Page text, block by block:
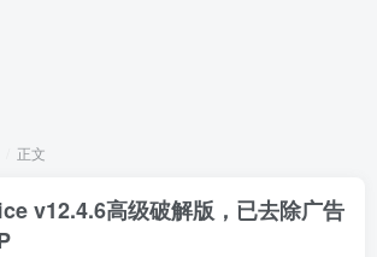
正文
v12.4.6高级破解版，已去除广告